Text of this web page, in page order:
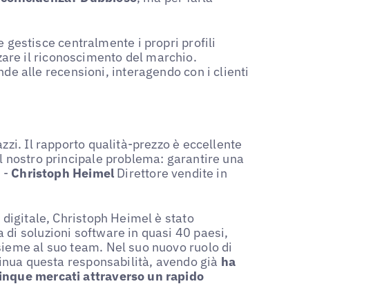
gestisce centralmente i propri profili
il riconoscimento del marchio.
alle recensioni, interagendo con i clienti
Il rapporto qualità-prezzo è eccellente
principale problema: garantire una
- Christoph Heimel Direttore vendite in
Christoph Heimel è stato
soluzioni software in quasi 40 paesi,
al suo team. Nel suo nuovo ruolo di
questa responsabilità, avendo già ha
mercati attraverso un rapido